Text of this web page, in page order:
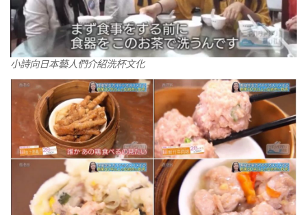
小詩向日本藝人們介紹洗杯文化